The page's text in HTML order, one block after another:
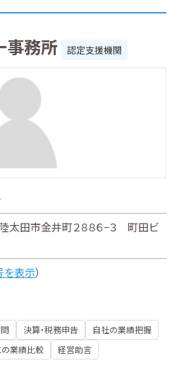
務所 認定支援機関
太田市金井町２８８６−３ 町田ビ
を表示）
決算・税務申告
自社の業績把握
業績比較
経営助言